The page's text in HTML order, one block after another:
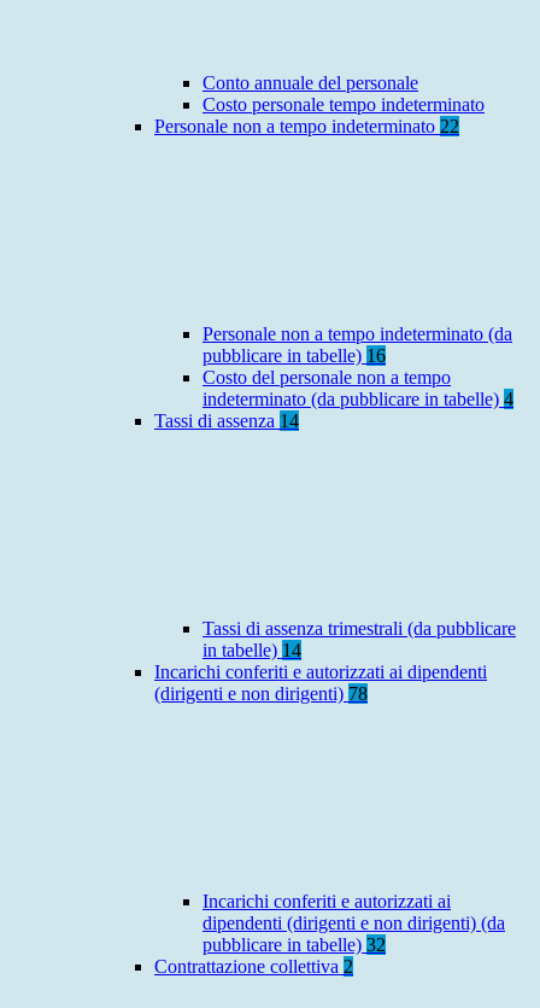
Conto annuale del personale
Costo personale tempo indeterminato
Personale non a tempo indeterminato 22
Personale non a tempo indeterminato (da
pubblicare in tabelle) 16
Costo del personale non a tempo
indeterminato (da pubblicare in tabelle) 4
Tassi di assenza 14
Tassi di assenza trimestrali (da pubblicare
in tabelle) 14
Incarichi conferiti e autorizzati ai dipendenti
(dirigenti e non dirigenti) 78
Incarichi conferiti e autorizzati ai
dipendenti (dirigenti e non dirigenti) (da
pubblicare in tabelle) 32
Contrattazione collettiva 2